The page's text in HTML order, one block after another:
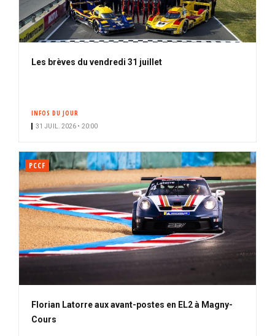
Les brèves du vendredi 31 juillet
INFOS DU JOUR
31 JUIL. 2026 • 20:00
PCCF
Florian Latorre aux avant-postes en EL2 à Magny-
Cours